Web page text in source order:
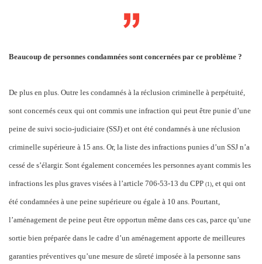
Beaucoup de personnes condamnées sont concernées par ce problème ?
De plus en plus. Outre les condamnés à la réclusion criminelle à perpétuité,
sont concernés ceux qui ont commis une infraction qui peut être punie d’une
peine de suivi socio-judiciaire (SSJ) et ont été condamnés à une réclusion
criminelle supérieure à 15 ans. Or, la liste des infractions punies d’un SSJ n’a
cessé de s’élargir. Sont également concernées les personnes ayant commis les
infractions les plus graves visées à l’article 706-53-13 du CPP (1 ) , et qui ont
été condamnées à une peine supérieure ou égale à 10 ans. Pourtant,
l’aménagement de peine peut être opportun même dans ces cas, parce qu’une
sortie bien préparée dans le cadre d’un aménagement apporte de meilleures
garanties préventives qu’une mesure de sûreté imposée à la personne sans